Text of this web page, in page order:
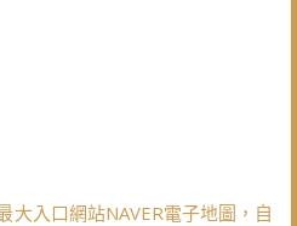
大入口網站NAVER電子地圖，自